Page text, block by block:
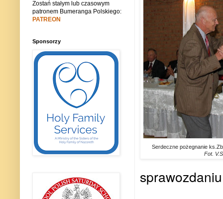
Serdeczne pożegnanie
Fot.
Zostań stałym lub czasowym
patronem Bumeranga Polskiego:
PATREON
Sponsorzy